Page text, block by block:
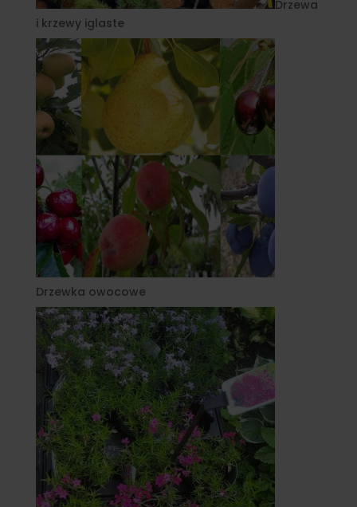
Drzewa
i krzewy iglaste
Drzewka owocowe